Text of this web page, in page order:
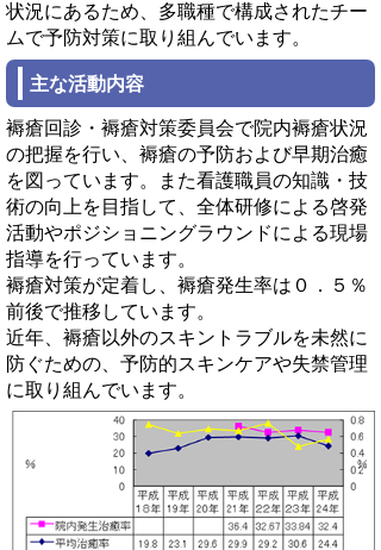
状況にあるため、多職種で構成されたチー
ムで予防対策に取り組んでいます。
主な活動内容
褥瘡回診・褥瘡対策委員会で院内褥瘡状況
の把握を行い、褥瘡の予防および早期治癒
を図っています。また看護職員の知識・技
術の向上を目指して、全体研修による啓発
活動やポジショニングラウンドによる現場
指導を行っています。
褥瘡対策が定着し、褥瘡発生率は０．５％
前後で推移しています。
近年、褥瘡以外のスキントラブルを未然に
防ぐための、予防的スキンケアや失禁管理
に取り組んでいます。